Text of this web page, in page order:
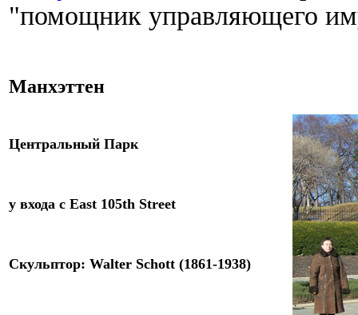
"помощник управляющего
Манхэттен
Центральный Парк
у входа с East 105th Street
Скульптор: Walter Schott (1861-1938)